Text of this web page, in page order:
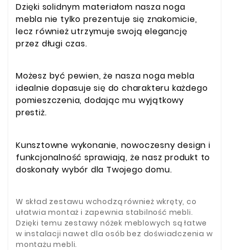
Dzięki solidnym materiałom nasza noga
mebla nie tylko prezentuje się znakomicie,
lecz również utrzymuje swoją elegancję
przez długi czas.
Możesz być pewien, że nasza noga mebla
idealnie dopasuje się do charakteru każdego
pomieszczenia, dodając mu wyjątkowy
prestiż.
Kunsztowne wykonanie, nowoczesny design i
funkcjonalność sprawiają, że nasz produkt to
doskonały wybór dla Twojego domu.
W skład zestawu wchodzą również wkręty, co
ułatwia montaż i zapewnia stabilność mebli.
Dzięki temu zestawy nóżek meblowych są łatwe
w instalacji nawet dla osób bez doświadczenia w
montażu mebli.